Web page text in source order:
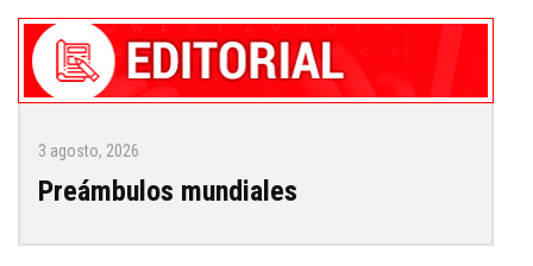
3 agosto, 2026
Preámbulos mundiales